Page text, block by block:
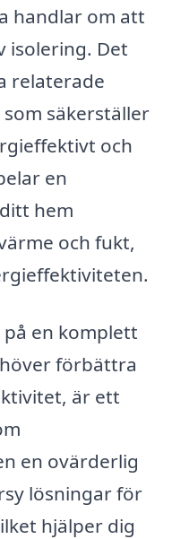
handlar om att
isolering. Det
relaterade
säkerställer
och
en
hem
och fukt,
en komplett
förbättra
är ett
en ovärderlig
lösningar för
hjälper dig